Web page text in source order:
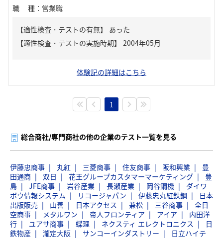
職種 ： 営業職
【適性検査・テストの有無】 あった
体験記の詳細はこちら
1
総合商社/専門商社の他の企業のテスト一覧を見る
伊藤忠商事 丸紅 三菱商事 住友商事 阪和興業
豊
田通商
双日 花王グループカスタマーマーケティング
豊
島
JFE商事 岩谷産業 長瀬産業 岡谷鋼機
ダイワ
ボウ情報システム
リコージャパン 伊藤忠丸紅鉄鋼
日本
出版販売
山善 日本アクセス 兼松 三谷商事
全日
空商事
メタルワン 帝人フロンティア アイア
内田洋
行
ユアサ商事 蝶理 ネクスティ エレクトロニクス
日
鉄物産
瀧定大阪 サンコーインダストリー
日立ハイテ